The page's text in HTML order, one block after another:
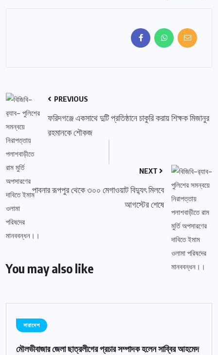
PREVIOUS
ফরিদগঞ্জে একসাথে দুটি প্রতিষ্ঠানে চাকুরি করায় শিক্ষক মিজানুর
রহমানকে শৌকজ
NEXT
পাবনার রূপপুর থেকে ৩০০ মেগাওয়াট বিদ্যুৎ মিলবে
আগস্টের শেষে
You may also like
সারাদেশ
মৌলভীবাজার জেলা ছাত্রলীগের প্রচার সম্পাদক হলেন সাব্বির আহমেদ